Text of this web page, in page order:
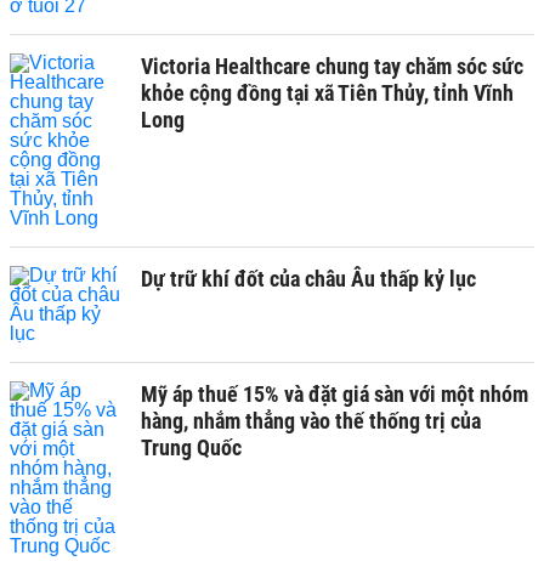
Victoria Healthcare chung tay chăm sóc sức
khỏe cộng đồng tại xã Tiên Thủy, tỉnh Vĩnh
Long
Dự trữ khí đốt của châu Âu thấp kỷ lục
Mỹ áp thuế 15% và đặt giá sàn với một nhóm
hàng, nhắm thẳng vào thế thống trị của
Trung Quốc